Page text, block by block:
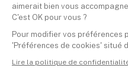
aimerait bien vous
C'est OK pour vous ?
Pour modifier vos préférences
'Préférences de cookies' situé
Lire la politique de